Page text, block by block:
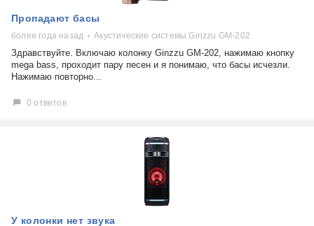
Пропадают басы
более года назад Акустические системы Ginzzu GM-202
Здравствуйте. Включаю колонку Ginzzu GM-202, нажимаю кнопку
mega bass, проходит пару песен и я понимаю, что басы исчезли.
Нажимаю повторно...
0 ответов
У колонки нет звука